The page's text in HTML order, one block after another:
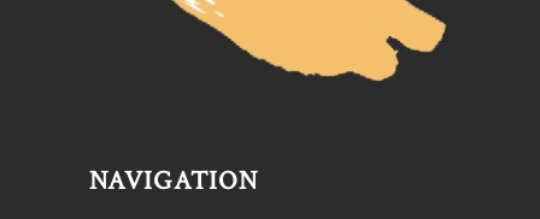
NAVIGATION